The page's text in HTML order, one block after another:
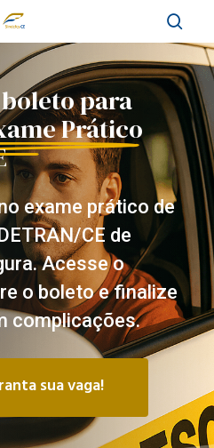
para
Prático
exame prático de
CE de
Acesse o
o boleto e finalize
complicações.
sua vaga!